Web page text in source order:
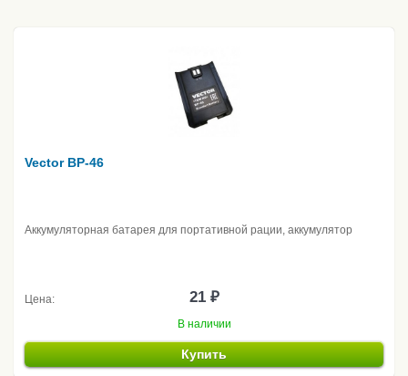
Vector BP-46
Аккумуляторная батарея для портативной рации, аккумулятор
Цена: 21 ₽
В наличии
Купить